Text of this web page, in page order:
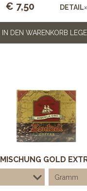
€ 7,50
IN DEN WARENKORB
MISCHUNG GOLD